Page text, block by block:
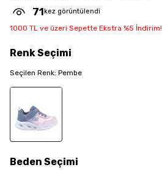
71 kez görüntülendi
1000 TL ve üzeri Sepette Ekstra %5 İndirim!
Beden Seçimi
RenkSeçimi
Seçilen Renk: Pembe